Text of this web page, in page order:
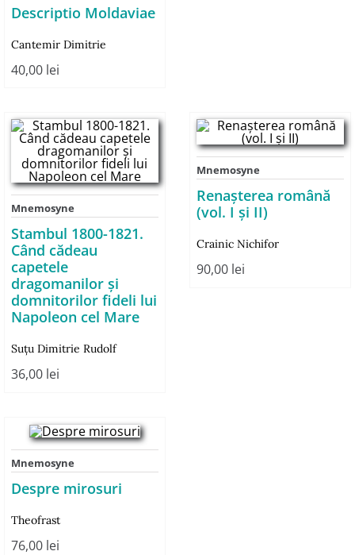
Descriptio Moldaviae
Cantemir Dimitrie
40,00 lei
Mnemosyne
Stambul 1800-1821.
Când cădeau
capetele
dragomanilor și
domnitorilor fideli lui
Napoleon cel Mare
Suțu Dimitrie Rudolf
36,00 lei
Mnemosyne
Renașterea română
(vol. I și II)
Crainic Nichifor
90,00 lei
Mnemosyne
Despre mirosuri
Theofrast
76,00 lei